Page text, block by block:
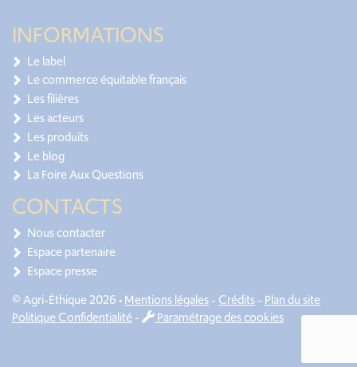
INFORMATIONS
Le label
Le commerce équitable français
Les filières
Les acteurs
Les produits
Le blog
La Foire Aux Questions
CONTACTS
Nous contacter
Espace partenaire
Espace presse
© Agri-Éthique 2026 •Mentions légales- Crédits- Plan du site
Politique Confidentialité- Paramétrage des cookies